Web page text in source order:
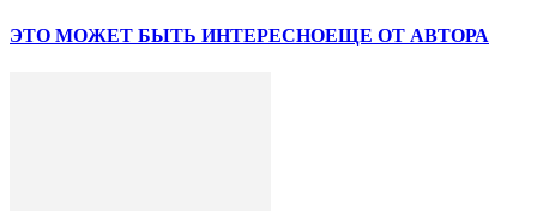
ЭТО МОЖЕТ БЫТЬ ИНТЕРЕСНОЕЩЕ ОТ АВТОРА